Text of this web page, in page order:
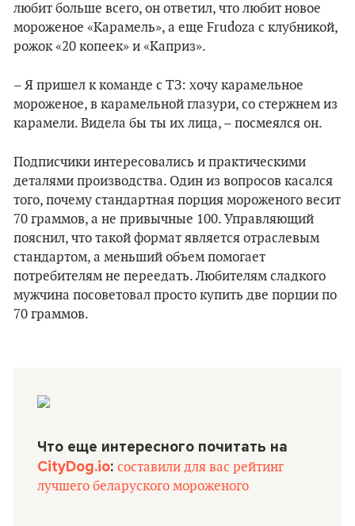
любит больше всего, он ответил, что любит новое
мороженое «Карамель», а еще Frudoza с клубникой,
рожок «20 копеек» и «Каприз».
– Я пришел к команде с ТЗ: хочу карамельное
мороженое, в карамельной глазури, со стержнем из
карамели. Видела бы ты их лица, – посмеялся он.
Подписчики интересовались и практическими
деталями производства. Один из вопросов касался
того, почему стандартная порция мороженого весит
70 граммов, а не привычные 100. Управляющий
пояснил, что такой формат является отраслевым
стандартом, а меньший объем помогает
потребителям не переедать. Любителям сладкого
мужчина посоветовал просто купить две порции по
70 граммов.
Что еще интересного почитать на
CityDog.io: составили для вас рейтинг
лучшего беларуского мороженого